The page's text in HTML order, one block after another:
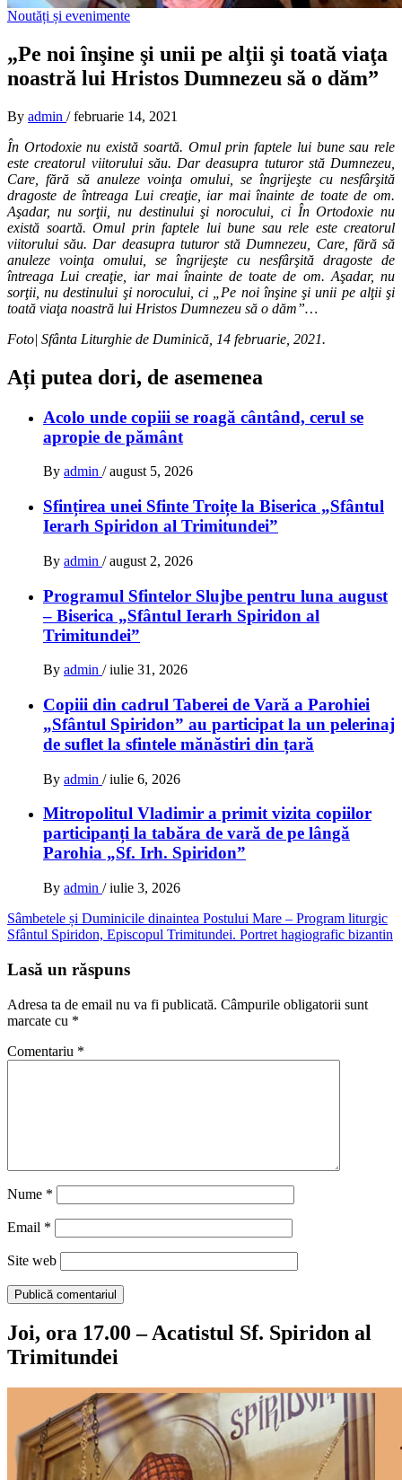
Noutăți și evenimente
„Pe noi înşine şi unii pe alţii şi toată viaţa
noastră lui Hristos Dumnezeu să o dăm”
By admin / februarie 14, 2021
În Ortodoxie nu există soartă. Omul prin faptele lui bune sau rele
este creatorul viitorului său. Dar deasupra tuturor stă Dumnezeu,
Care, fără să anuleze voinţa omului, se îngrijeşte cu nesfârşită
dragoste de întreaga Lui creaţie, iar mai înainte de toate de om.
Aşadar, nu sorţii, nu destinului şi norocului, ci În Ortodoxie nu
există soartă. Omul prin faptele lui bune sau rele este creatorul
viitorului său. Dar deasupra tuturor stă Dumnezeu, Care, fără să
anuleze voinţa omului, se îngrijeşte cu nesfârşită dragoste de
întreaga Lui creaţie, iar mai înainte de toate de om. Aşadar, nu
sorţii, nu destinului şi norocului, ci „Pe noi înşine şi unii pe alţii şi
toată viaţa noastră lui Hristos Dumnezeu să o dăm”…
Foto| Sfânta Liturghie de Duminică, 14 februarie, 2021.
Ați putea dori, de asemenea
Acolo unde copiii se roagă cântând, cerul se
apropie de pământ
By admin / august 5, 2026
Sfințirea unei Sfinte Troițe la Biserica „Sfântul
Ierarh Spiridon al Trimitundei”
By admin / august 2, 2026
Programul Sfintelor Slujbe pentru luna august
– Biserica „Sfântul Ierarh Spiridon al
Trimitundei”
By admin / iulie 31, 2026
Copiii din cadrul Taberei de Vară a Parohiei
„Sfântul Spiridon” au participat la un pelerinaj
de suflet la sfintele mănăstiri din țară
By admin / iulie 6, 2026
Mitropolitul Vladimir a primit vizita copiilor
participanți la tabăra de vară de pe lângă
Parohia „Sf. Irh. Spiridon”
By admin / iulie 3, 2026
Navigare
în
articole
Sâmbetele și Duminicile dinaintea Postului Mare – Program liturgic
Sfântul Spiridon, Episcopul Trimitundei. Portret hagiografic bizantin
Lasă un răspuns
Adresa ta de email nu va fi publicată. Câmpurile obligatorii sunt
marcate cu *
Comentariu *
Nume *
Email *
Site web
Joi, ora 17.00 – Acatistul Sf. Spiridon al
Trimitundei